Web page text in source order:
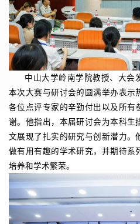
中山大学岭南学院教授、大会
本次大赛与研讨会的圆满举办表示
各位点评专家的辛勤付出以及所有
谢。他指出，本届研讨会为本科生
文展现了扎实的研究与创新潜力。
做有用有趣的学术研究，并期待系
培养和学术繁荣。